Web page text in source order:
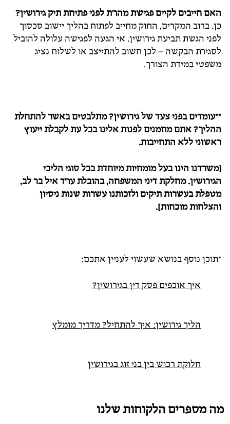
האם חייבים לקיים פגישת מהו"ת לפני פתיחת תיק גירושין?
כן. ברוב המקרים, החוק מחייב לפתוח בהליך יישוב סכסוך
לפני הגשת תביעת גירושין. אי הגעה לפגישה עלולה להוביל
לסגירת הבקשה – לכן חשוב להתייצב או לשלוח נציג
משפטי במידת הצורך.
**עומדים בפני צעד של גירושין? מתלבטים באשר להתחלת
ההליך? אתם מוזמנים לפנות אלינו בכל עת לקבלת ייעוץ
ראשוני ללא התחייבות.
[משרדנו הינו בעל מומחיות מיוחדת בכל סוגי הליכי
הגירושין. מחלקת דיני המשפחה, בהובלת עו"ד איל בר לב,
מטפלת בעשרות תיקים ולזכותנו עשרות שנות ניסיון
והצלחות מוכחות].
*תוכן נוסף בנושא שעשוי לעניין אתכם:
איך אוכפים פסק דין בגירושין?
הליך גירושין: איך להתחיל? מדריך מומלץ
חלוקת רכוש בין בני זוג בגירושין
מה מספרים הלקוחות שלנו